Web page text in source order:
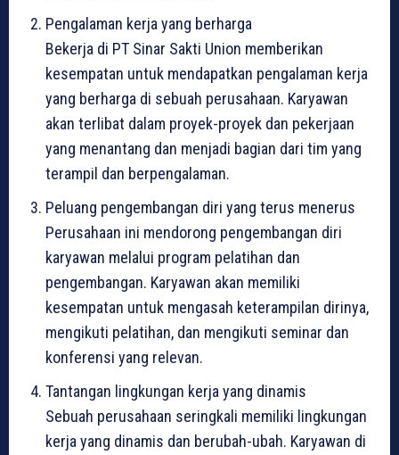
Pengalaman kerja yang berharga
Bekerja di PT Sinar Sakti Union memberikan
kesempatan untuk mendapatkan pengalaman kerja
yang berharga di sebuah perusahaan. Karyawan
akan terlibat dalam proyek-proyek dan pekerjaan
yang menantang dan menjadi bagian dari tim yang
terampil dan berpengalaman.
Peluang pengembangan diri yang terus menerus
Perusahaan ini mendorong pengembangan diri
karyawan melalui program pelatihan dan
pengembangan. Karyawan akan memiliki
kesempatan untuk mengasah keterampilan dirinya,
mengikuti pelatihan, dan mengikuti seminar dan
konferensi yang relevan.
Tantangan lingkungan kerja yang dinamis
Sebuah perusahaan seringkali memiliki lingkungan
kerja yang dinamis dan berubah-ubah. Karyawan di